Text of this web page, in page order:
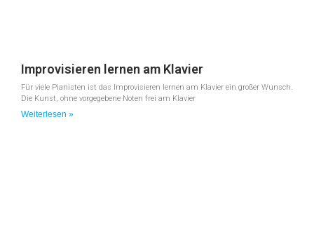
Improvisieren lernen am Klavier
Für viele Pianisten ist das Improvisieren lernen am Klavier ein großer Wunsch.
Die Kunst, ohne vorgegebene Noten frei am Klavier
Weiterlesen »